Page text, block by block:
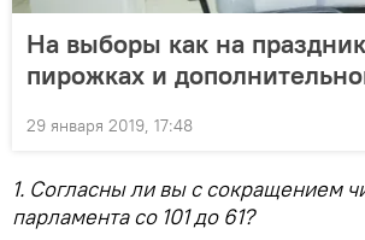
На выборы как на
пирожках и
29 января 2019, 17:48
1. Согласны ли вы с сокращением
парламента со 101 до 61?